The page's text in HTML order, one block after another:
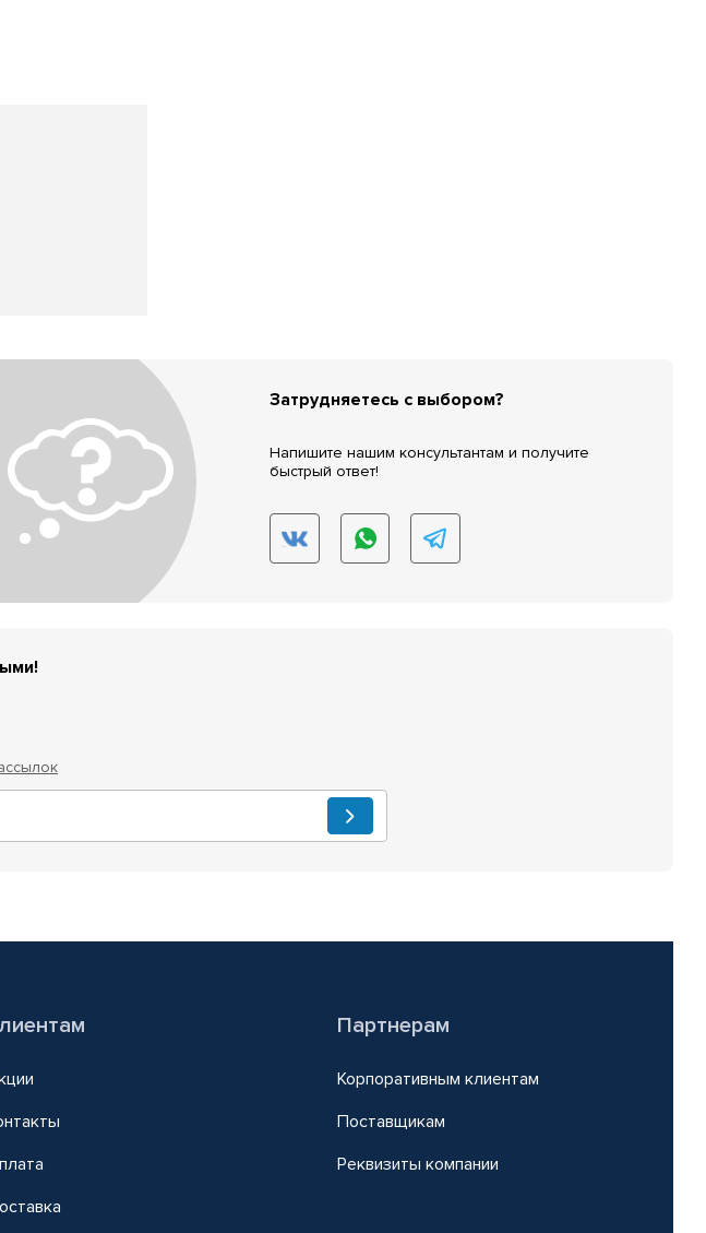
Затрудняетесь с выбором?
Напишите нашим консультантам и получите
быстрый ответ!
Партнерам
Корпоративным клиентам
Поставщикам
Реквизиты компании